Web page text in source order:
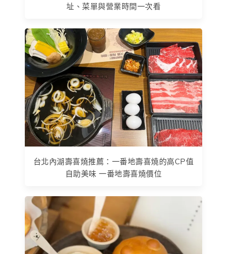
址、菜單與營業時間一次看
台北內湖壽喜燒推薦：一番地壽喜燒的高CP值
自助美味 一番地壽喜燒價位